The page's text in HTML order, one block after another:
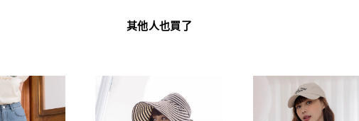
其他人也買了